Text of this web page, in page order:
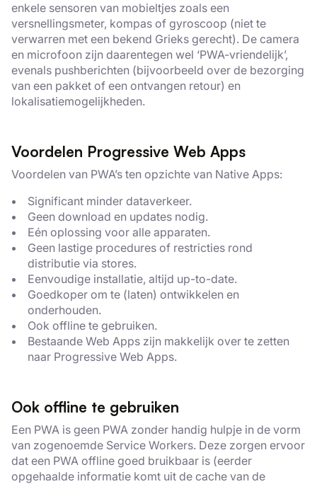
enkele sensoren van mobieltjes zoals een
versnellingsmeter, kompas of gyroscoop (niet te
verwarren met een bekend Grieks gerecht). De camera
en microfoon zijn daarentegen wel ‘PWA-vriendelijk’,
evenals pushberichten (bijvoorbeeld over de bezorging
van een pakket of een ontvangen retour) en
lokalisatiemogelijkheden.
Voordelen Progressive Web Apps
Voordelen van PWA’s ten opzichte van Native Apps:
Significant minder dataverkeer.
Geen download en updates nodig.
Eén oplossing voor alle apparaten.
Geen lastige procedures of restricties rond
distributie via stores.
Eenvoudige installatie, altijd up-to-date.
Goedkoper om te (laten) ontwikkelen en
onderhouden.
Ook offline te gebruiken.
Bestaande Web Apps zijn makkelijk over te zetten
naar Progressive Web Apps.
Ook offline te gebruiken
Een PWA is geen PWA zonder handig hulpje in de vorm
van zogenoemde Service Workers. Deze zorgen ervoor
dat een PWA offline goed bruikbaar is (eerder
opgehaalde informatie komt uit de cache van de